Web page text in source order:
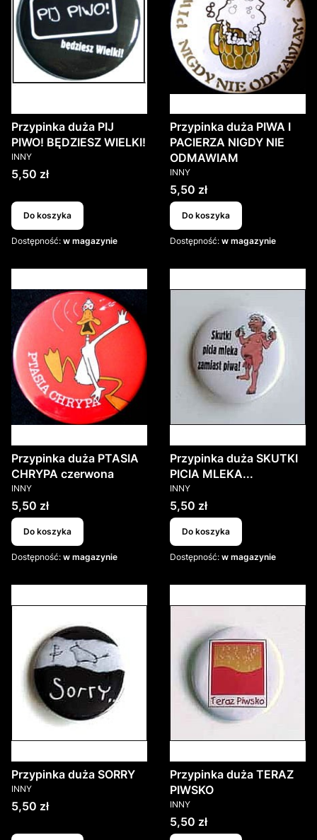
Przypinka duża PIJ
PIWO! BĘDZIESZ WIELKI!
PRODUCENT
INNY
Cena
5,50 zł
Do koszyka
Dostępność: w magazynie
Przypinka duża PIWA I
PACIERZA NIGDY NIE
ODMAWIAM
PRODUCENT
INNY
Cena
5,50 zł
Do koszyka
Dostępność: w magazynie
Przypinka duża PTASIA
CHRYPA czerwona
PRODUCENT
INNY
Cena
5,50 zł
Do koszyka
Dostępność: w magazynie
Przypinka duża SKUTKI
PICIA MLEKA...
PRODUCENT
INNY
Cena
5,50 zł
Do koszyka
Dostępność: w magazynie
Przypinka duża SORRY
PRODUCENT
INNY
Cena
5,50 zł
Przypinka duża TERAZ
PIWSKO
PRODUCENT
INNY
Cena
5,50 zł